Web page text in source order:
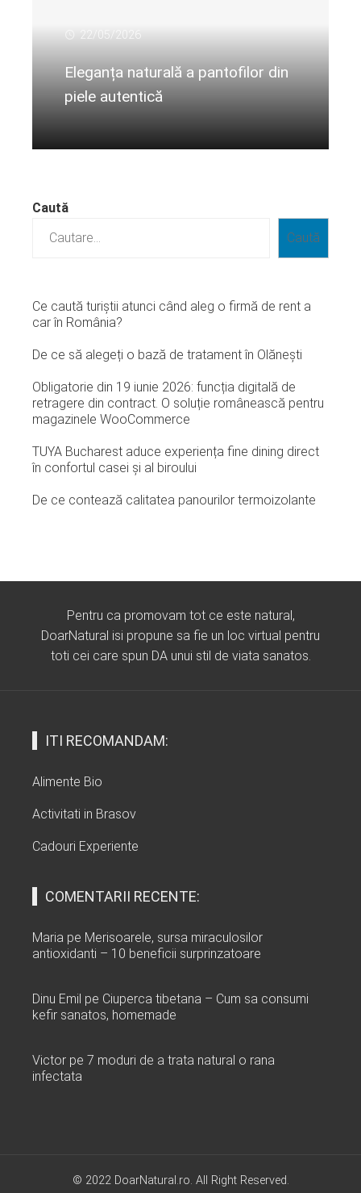
22/05/2026
Eleganța naturală a pantofilor din
piele autentică
Caută
Caută
Ce caută turiștii atunci când aleg o firmă de rent a
car în România?
De ce să alegeți o bază de tratament în Olănești
Obligatorie din 19 iunie 2026: funcția digitală de
retragere din contract. O soluție românească pentru
magazinele WooCommerce
TUYA Bucharest aduce experiența fine dining direct
în confortul casei și al biroului
De ce contează calitatea panourilor termoizolante
Pentru ca promovam tot ce este natural,
DoarNatural isi propune sa fie un loc virtual pentru
toti cei care spun DA unui stil de viata sanatos.
ITI RECOMANDAM:
Alimente Bio
Activitati in Brasov
Cadouri Experiente
COMENTARII RECENTE:
Maria pe Merisoarele, sursa miraculosilor
antioxidanti – 10 beneficii surprinzatoare
Dinu Emil pe Ciuperca tibetana – Cum sa consumi
kefir sanatos, homemade
Victor pe 7 moduri de a trata natural o rana
infectata
© 2022 DoarNatural.ro. All Right Reserved.